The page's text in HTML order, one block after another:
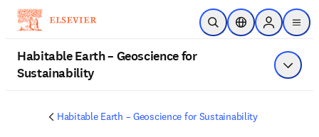
跳到主要內容
公開搜尋位置選擇器Sign in to
menu
Habitable Earth – Geoscience for
Sustainability
顯示選
Habitable Earth – Geoscience for Sustainability